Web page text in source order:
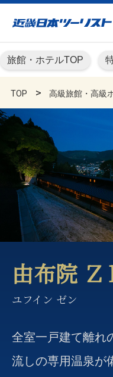
旅館・ホテルTOP
TOP 高級旅館・高級
由布院 Ｚ
ユフイン ゼン
全室一戸建て離れ
流しの専用温泉が